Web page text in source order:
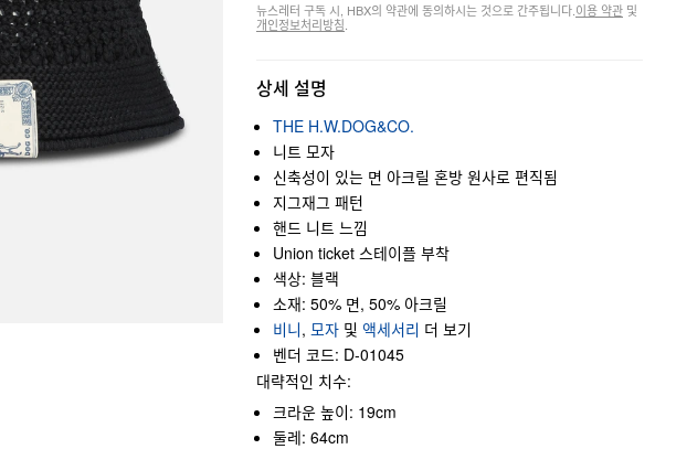
뉴스레터 구독 시, HBX의 약관에 동의하시는 것으로 간주됩니다. 이용 약관 및
개인정보처리방침
상세 설명
THE H.W.DOG&CO.
니트 모자
신축성이 있는 면 아크릴 혼방 원사로 편직됨
지그재그 패턴
핸드 니트 느낌
Union ticket 스테이플 부착
색상: 블랙
소재: 50% 면, 50% 아크릴
비니, 모자 및 액세서리 더 보기
벤더 코드: D-01045
대략적인 치수:
크라운 높이: 19cm
둘레: 64cm